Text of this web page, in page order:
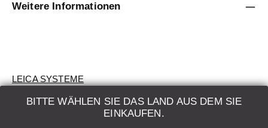
BITTE WÄHLEN SIE DAS LAND AUS DEM SIE
EINKAUFEN.
Weitere Informationen
LEICA SYSTEME
BEWERTUNG